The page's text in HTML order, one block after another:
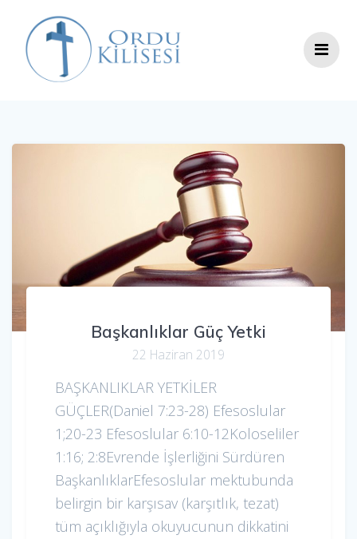
to
content
Başkanlıklar Güç Yetki
22 Haziran 2019
BAŞKANLIKLAR YETKİLER
GÜÇLER(Daniel 7:23-28) Efesoslular
1;20-23 Efesoslular 6:10-12Koloseliler
1:16; 2:8Evrende İşlerliğini Sürdüren
BaşkanlıklarEfesoslular mektubunda
belirgin bir karşısav (karşıtlık, tezat)
tüm açıklığıyla okuyucunun dikkatini